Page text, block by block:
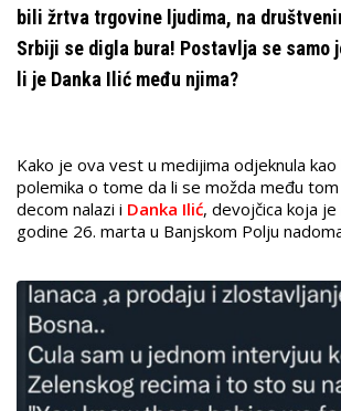
bili žrtva trgovine ljudima, na
Srbiji se digla bura! Postavlja se samo
li je Danka Ilić među njima?
Kako je ova vest u medijima odjeknula
polemika o tome da li se možda među
decom nalazi i Danka Ilić, devojčica koja
godine 26. marta u Banjskom Polju